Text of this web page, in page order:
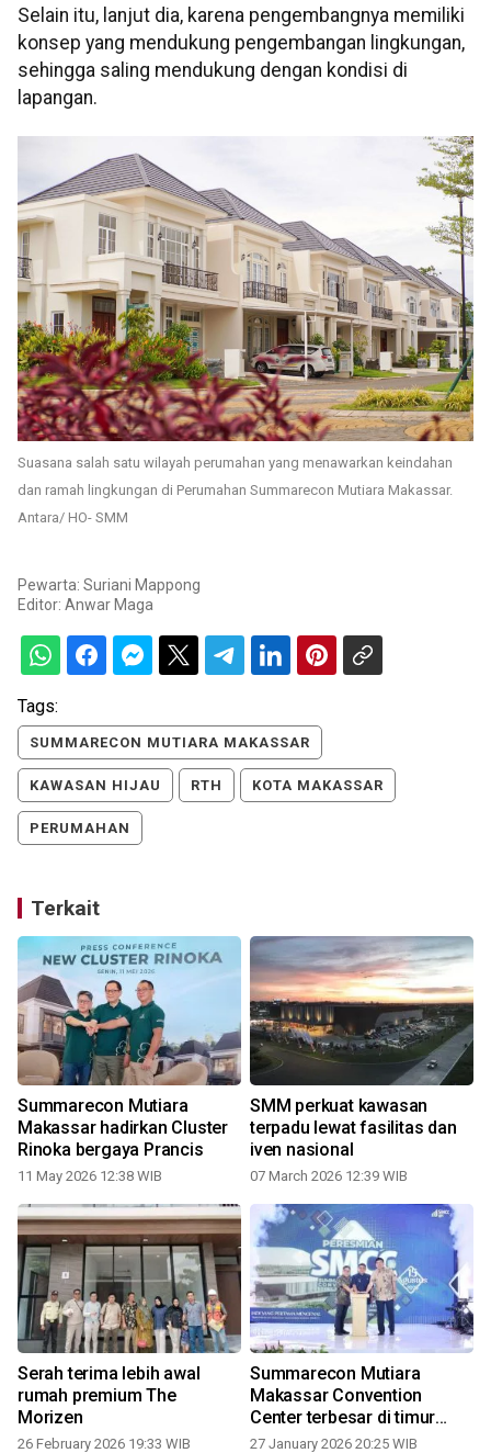
Selain itu, lanjut dia, karena pengembangnya memiliki
konsep yang mendukung pengembangan lingkungan,
sehingga saling mendukung dengan kondisi di
lapangan.
Suasana salah satu wilayah perumahan yang menawarkan keindahan
dan ramah lingkungan di Perumahan Summarecon Mutiara Makassar.
Antara/ HO- SMM
Pewarta: Suriani Mappong
Editor: Anwar Maga
Tags:
SUMMARECON MUTIARA MAKASSAR
KAWASAN HIJAU RTH KOTA MAKASSAR
PERUMAHAN
Terkait
Summarecon Mutiara
Makassar hadirkan Cluster
Rinoka bergaya Prancis
11 May 2026 12:38 WIB
SMM perkuat kawasan
terpadu lewat fasilitas dan
iven nasional
07 March 2026 12:39 WIB
Serah terima lebih awal
rumah premium The
Morizen
26 February 2026 19:33 WIB
Summarecon Mutiara
Makassar Convention
Center terbesar di timur
Indonesia
27 January 2026 20:25 WIB